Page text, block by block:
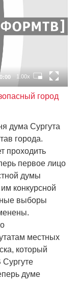
1.00x
город
дума Сургута
города.
проходить
первое лицо
думы
конкурсной
выборы
местных
который
Сургуте
думе